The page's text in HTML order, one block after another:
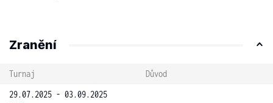
Zranění
Turnaj
Důvod
29.07.2025 - 03.09.2025